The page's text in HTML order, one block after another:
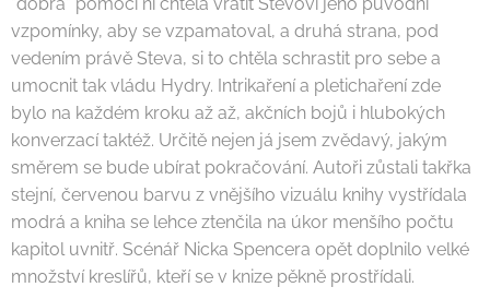
vzpomínky, aby se vzpamatoval, a druhá strana, pod
vedením právě Steva, si to chtěla schrastit pro sebe a
umocnit tak vládu Hydry. Intrikaření a pletichaření zde
bylo na každém kroku až až, akčních bojů i hlubokých
konverzací taktéž. Určitě nejen já jsem zvědavý, jakým
směrem se bude ubírat pokračování. Autoři zůstali takřka
stejní, červenou barvu z vnějšího vizuálu knihy vystřídala
modrá a kniha se lehce ztenčila na úkor menšího počtu
kapitol uvnitř. Scénář Nicka Spencera opět doplnilo velké
množství kreslířů, kteří se v knize pěkně prostřídali.